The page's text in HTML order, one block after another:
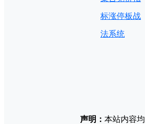
标涨停板战
法系统
声明： 本站内容均